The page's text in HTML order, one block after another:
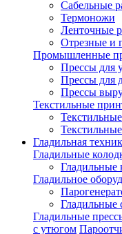
Сабельные
Термоножи
Ленточные
Отрезные и
Промышленные
Прессы для
Прессы для
Прессы
Текстильные
Гладильная
Гладильные
Гладильные
Гладильное
Гладильные
Гладильные
с утюгом